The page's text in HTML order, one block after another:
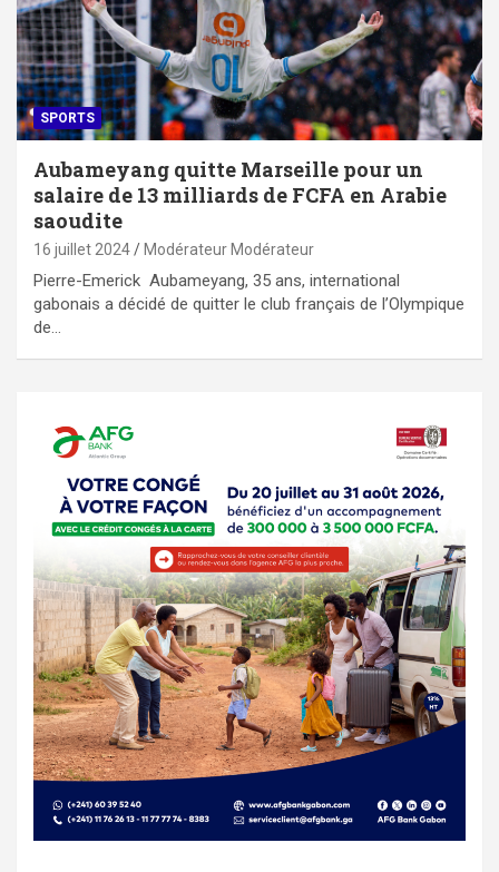
SPORTS
Aubameyang quitte Marseille pour un
salaire de 13 milliards de FCFA en Arabie
saoudite
16 juillet 2024 Modérateur Modérateur
Pierre-Emerick Aubameyang, 35 ans, international
gabonais a décidé de quitter le club français de l’Olympique
de…